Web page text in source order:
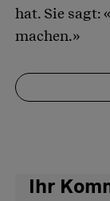
hat. Sie sagt:
machen.»
Ihr